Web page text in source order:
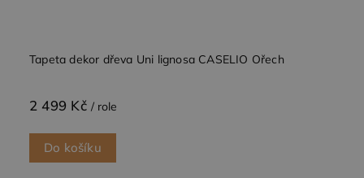
Tapeta dekor dřeva Uni lignosa CASELIO Ořech
2 499 Kč / role
Do košíku